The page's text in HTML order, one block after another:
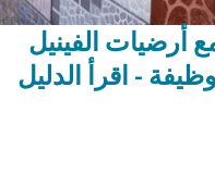
الفينيل
- اقرأ الدليل